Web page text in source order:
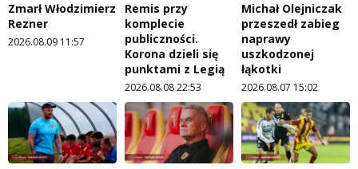
Zmarł Włodzimierz
Rezner
2026.08.09 11:57
Remis przy
komplecie
publiczności.
Korona dzieli się
punktami z Legią
2026.08.08 22:53
Michał Olejniczak
przeszedł zabieg
naprawy
uszkodzonej
łąkotki
2026.08.07 15:02